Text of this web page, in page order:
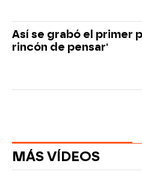
Así se grabó el primer
rincón de pensar'
MÁS VÍDEOS